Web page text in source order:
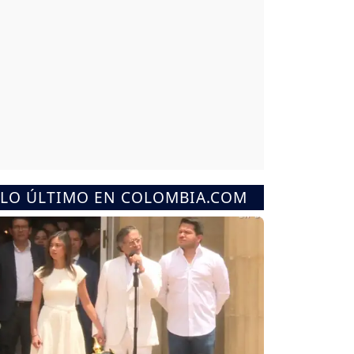
LO ÚLTIMO EN COLOMBIA.COM